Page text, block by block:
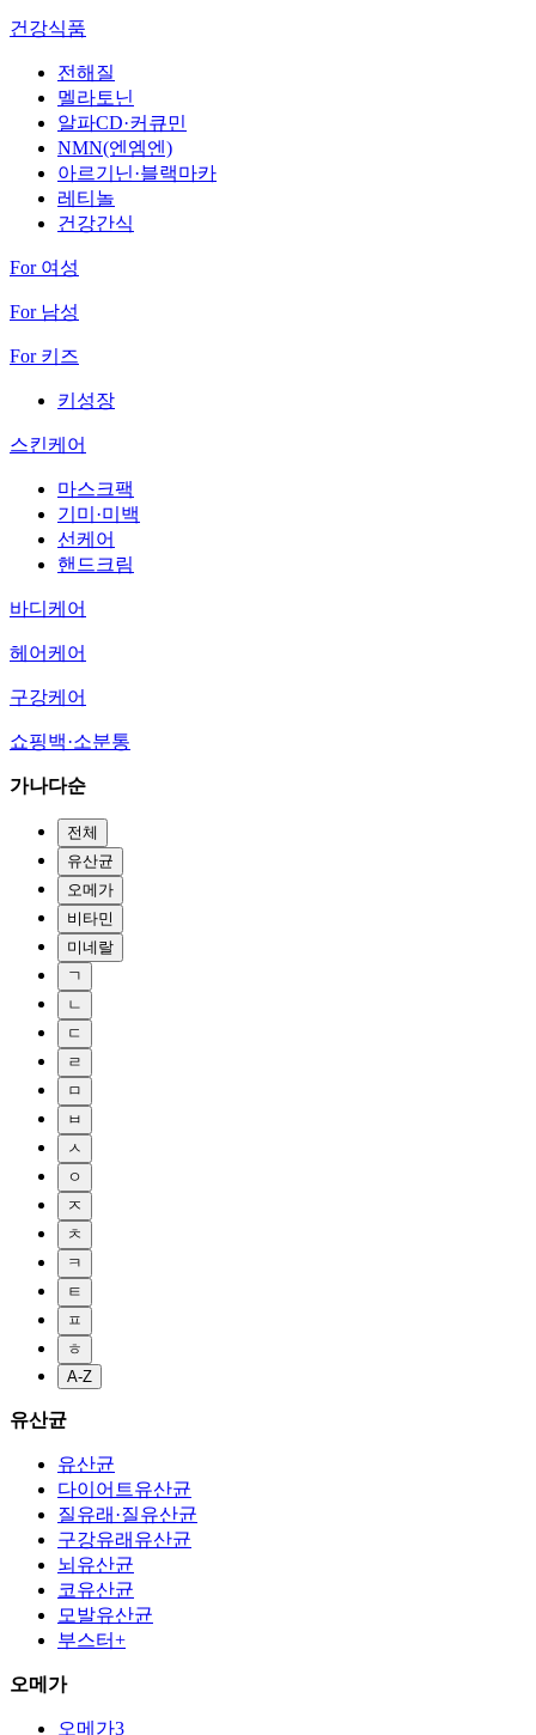
건강식품
전해질
멜라토닌
알파CD·커큐민
NMN(엔엠엔)
아르기닌·블랙마카
레티놀
건강간식
For 여성
For 남성
For 키즈
키성장
스킨케어
마스크팩
기미·미백
선케어
핸드크림
바디케어
헤어케어
구강케어
쇼핑백·소분통
가나다순
전체
유산균
오메가
비타민
미네랄
ㄱ
ㄴ
ㄷ
ㄹ
ㅁ
ㅂ
ㅅ
ㅇ
ㅈ
ㅊ
ㅋ
ㅌ
ㅍ
ㅎ
A-Z
유산균
유산균
다이어트유산균
질유래·질유산균
구강유래유산균
뇌유산균
코유산균
모발유산균
부스터+
오메가
오메가3